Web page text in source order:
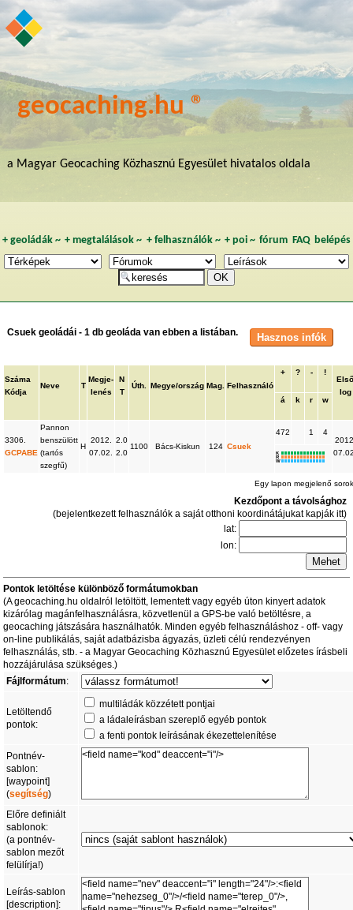
geocaching.hu ®
a Magyar Geocaching Közhasznú Egyesület hivatalos oldala
+ geoládák~ +megtalálások ~ + felhasználók~ + poi~ fórum FAQ belépés
Csuek geoládái - 1 db geoláda van ebben a listában.
Száma
Kódja
Neve T
Megje-
lenés
N
T
Úth. Megye/ország Mag. Felhasználó
+ ? -
!
log
á
k r w
3306.
GCPABE
Pannon
benszülött
(tartós
szegfű)
H
2012.
07.02.
2.0
2.0
1100 Bács-Kiskun 124 Csuek
472 1
4
K
R
W
Egy lapon megjelenő
Kezdőpont a távolsághoz
(bejelentkezett felhasználók a saját otthoni koordinátájukat kapják itt)
lat:
lon:
Pontok letöltése különböző formátumokban
(A geocaching.hu oldalról letöltött, lementett vagy egyéb úton kinyert adatok
kizárólag magánfelhasználásra, közvetlenül a GPS-be való betöltésre, a
geocaching játszására használhatók. Minden egyéb felhasználáshoz - off- vagy
on-line publikálás, saját adatbázisba ágyazás, üzleti célú rendezvényen
felhasználás, stb. - a Magyar Geocaching Közhasznú Egyesület előzetes írásbeli
hozzájárulása szükséges.)
Fájlformátum:
Letöltendő
pontok:
multiládák közzétett pontjai
a ládaleírásban szereplő egyéb pontok
a fenti pontok leírásának ékezettelenítése
Pontnév-
sablon:
[waypoint]
(segítség)
Előre definiált
sablonok:
(a pontnév-
sablon mezőt
felülírja!)
Leírás-sablon
[description]: